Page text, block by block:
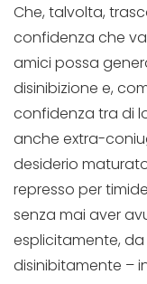
Che, talvolta,
confidenza che
amici possa
disinibizione e,
confidenza tra di
anche extra-
desiderio
represso per
senza mai aver
esplicitamente, da
disinibitamente –